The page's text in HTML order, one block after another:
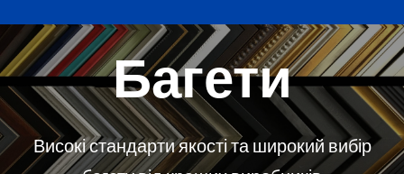
Багети
Високі стандарти якості та широкий вибір